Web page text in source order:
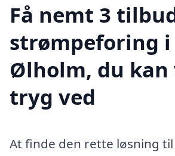
Få nemt 3
strømpeforing i
Ølholm, du
tryg ved
At finde den rette løsning til